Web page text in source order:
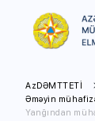
AzDƏMTTETİ
Əməyin
Yanğından